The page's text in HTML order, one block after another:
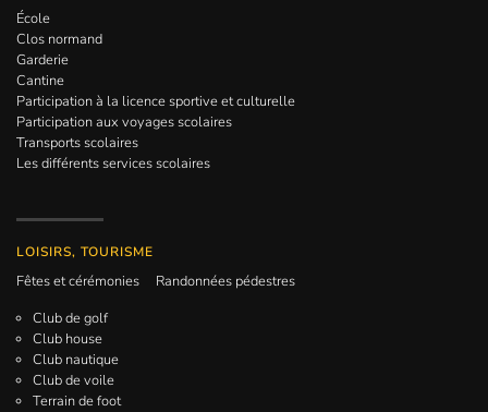
École
Clos normand
Garderie
Cantine
Participation à la licence sportive et culturelle
Participation aux voyages scolaires
Transports scolaires
Les différents services scolaires
LOISIRS, TOURISME
Fêtes et cérémonies
Randonnées pédestres
Club de golf
Club house
Club nautique
Club de voile
Terrain de foot